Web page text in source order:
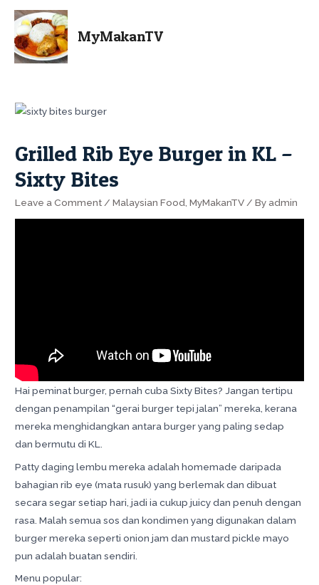
MyMakanTV
Grilled Rib Eye Burger in KL –
Sixty Bites
Leave a Comment /Malaysian Food ,MyMakanTV / By admin
Hai peminat burger, pernah cuba Sixty Bites? Jangan tertipu
dengan penampilan “gerai burger tepi jalan” mereka, kerana
mereka menghidangkan antara burger yang paling sedap
dan bermutu di KL.
Patty daging lembu mereka adalah homemade daripada
bahagian rib eye (mata rusuk) yang berlemak dan dibuat
secara segar setiap hari, jadi ia cukup juicy dan penuh dengan
rasa. Malah semua sos dan kondimen yang digunakan dalam
burger mereka seperti onion jam dan mustard pickle mayo
pun adalah buatan sendiri.
Menu popular: